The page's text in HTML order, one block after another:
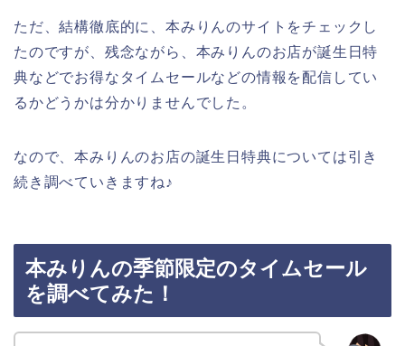
ただ、結構徹底的に、本みりんのサイトをチェックし
たのですが、残念ながら、本みりんのお店が誕生日特
典などでお得なタイムセールなどの情報を配信してい
るかどうかは分かりませんでした。
なので、本みりんのお店の誕生日特典については引き
続き調べていきますね♪
本みりんの季節限定のタイムセール
を調べてみた！